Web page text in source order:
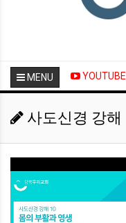
MENU YOUTUBE
사도신경 강해